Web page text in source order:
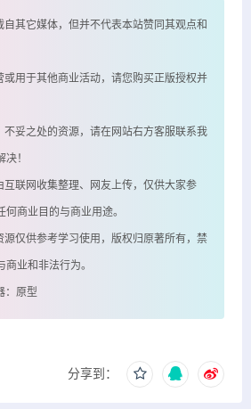
自其它媒体，但并不代表本站赞同其观点和
或用于其他商业活动，请您购买正版授权并
不妥之处的资源，请在网站右方客服联系我
决！
互联网收集整理、网友上传，仅供大家参
何商业目的与商业用途。
源仅供参考学习使用，版权归原著所有，禁
商业和非法行为。
：原型
分享到：